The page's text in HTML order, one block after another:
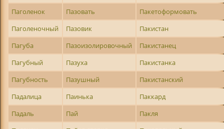
Паголенок
Пазовать
Пакетоформовать
Паголеночный
Пазовик
Пакистан
Пагуба
Пазоизолировочный
Пакистанец
Пагубный
Пазуха
Пакистанка
Пагубность
Пазушный
Пакистанский
Падалица
Паинька
Паккард
Падаль
Пай
Пакля